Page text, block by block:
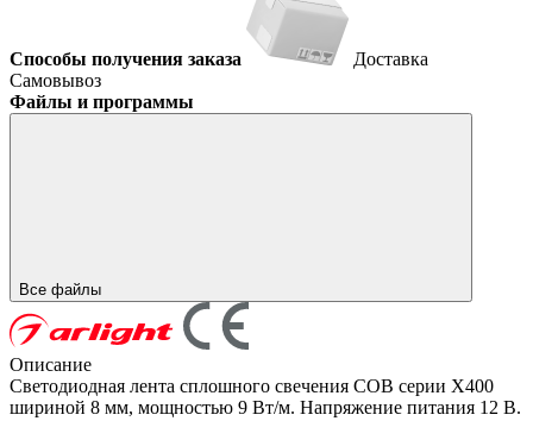
Способы получения заказа
Доставка
Самовывоз
Файлы и программы
Все файлы
Описание
Светодиодная лента сплошного свечения COB серии X400
шириной 8 мм, мощностью 9 Вт/м. Напряжение питания 12 В.